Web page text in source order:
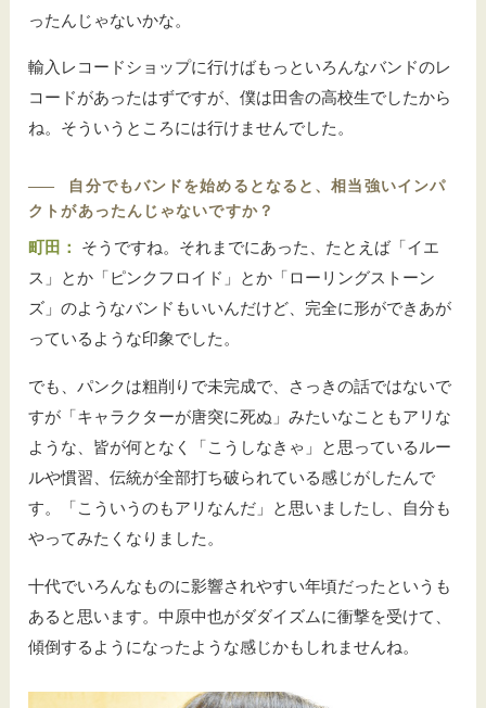
ったんじゃないかな。
輸入レコードショップに行けばもっといろんなバンドのレ
コードがあったはずですが、僕は田舎の高校生でしたから
ね。そういうところには行けませんでした。
――
自分でもバンドを始めるとなると、相当強いインパ
クトがあったんじゃないですか？
町田：
そうですね。それまでにあった、たとえば「イエ
ス」とか「ピンクフロイド」とか「ローリングストーン
ズ」のようなバンドもいいんだけど、完全に形ができあが
っているような印象でした。
でも、パンクは粗削りで未完成で、さっきの話ではないで
すが「キャラクターが唐突に死ぬ」みたいなこともアリな
ような、皆が何となく「こうしなきゃ」と思っているルー
ルや慣習、伝統が全部打ち破られている感じがしたんで
す。「こういうのもアリなんだ」と思いましたし、自分も
やってみたくなりました。
十代でいろんなものに影響されやすい年頃だったというも
あると思います。中原中也がダダイズムに衝撃を受けて、
傾倒するようになったような感じかもしれませんね。